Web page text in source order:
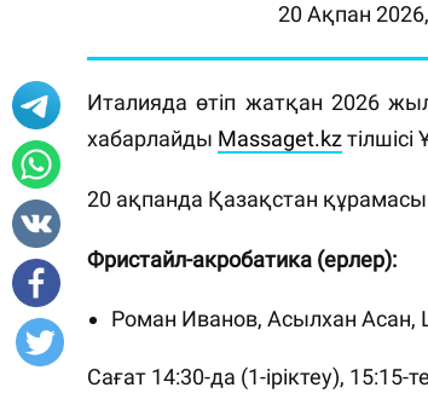
20 Ақпан
Италияда өтіп жатқан 2026
хабарлайды Massaget.kz
20 ақпанда Қазақстан
Фристайл-акробатика (ерлер):
Роман Иванов, Асылхан
Сағат 14:30-да (1-іріктеу),